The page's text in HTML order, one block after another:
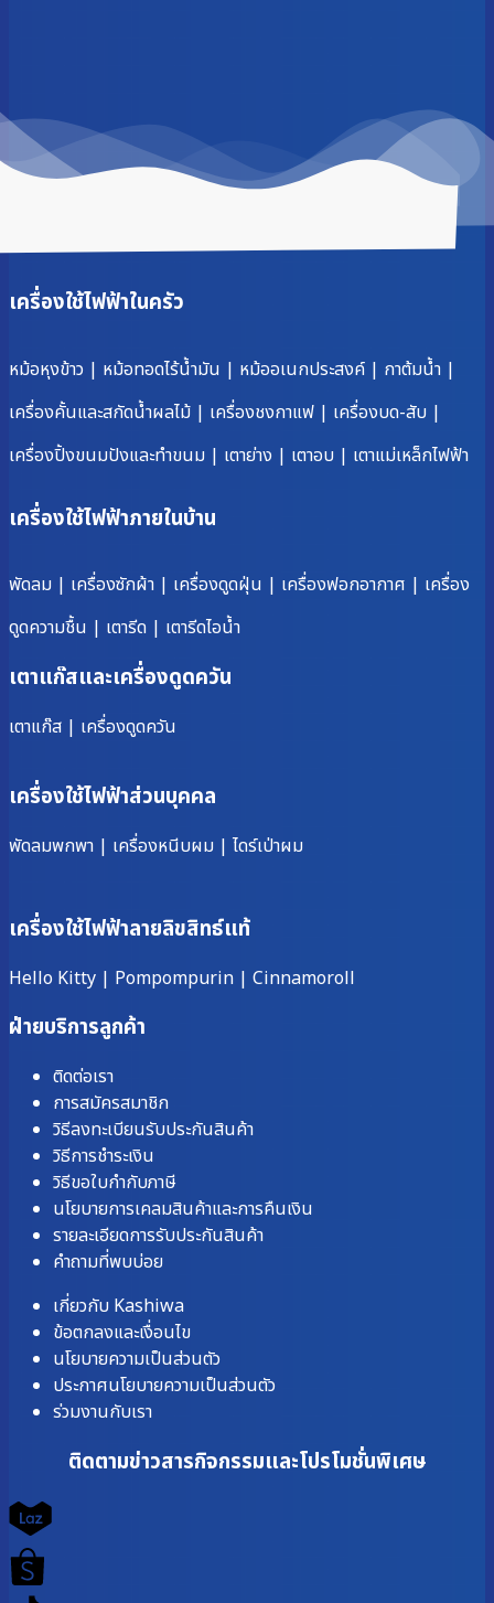
เครื่องใช้ไฟฟ้าในครัว
หม้อหุงข้าว | หม้อทอดไร้น้ำมัน | หม้ออเนกประสงค์ | กาต้มน้ำ |
เครื่องคั้นและสกัดน้ำผลไม้ | เครื่องชงกาแฟ | เครื่องบด-สับ |
เครื่องปิ้งขนมปังและทำขนม | เตาย่าง | เตาอบ | เตาแม่เหล็กไฟฟ้า
เครื่องใช้ไฟฟ้าภายในบ้าน
พัดลม | เครื่องซักผ้า | เครื่องดูดฝุ่น | เครื่องฟอกอากาศ | เครื่อง
ดูดความชื้น | เตารีด | เตารีดไอน้ำ
เตาแก๊สและเครื่องดูดควัน
เตาแก๊ส | เครื่องดูดควัน
เครื่องใช้ไฟฟ้าส่วนบุคคล
พัดลมพกพา | เครื่องหนีบผม | ไดร์เป่าผม
เครื่องใช้ไฟฟ้าลายลิขสิทธ์แท้
Hello Kitty | Pompompurin | Cinnamoroll
ฝ่ายบริการลูกค้า
ติดต่อเรา
การสมัครสมาชิก
วิธีลงทะเบียนรับประกันสินค้า
วิธีการชำระเงิน
วิธีขอใบกำกับภาษี
นโยบายการเคลมสินค้าและการคืนเงิน
รายละเอียดการรับประกันสินค้า
คำถามที่พบบ่อย
เกี่ยวกับ Kashiwa
ข้อตกลงและเงื่อนไข
นโยบายความเป็นส่วนตัว
ประกาศนโยบายความเป็นส่วนตัว
ร่วมงานกับเรา
ติดตามข่าวสารกิจกรรมและโปรโมชั่นพิเศษ